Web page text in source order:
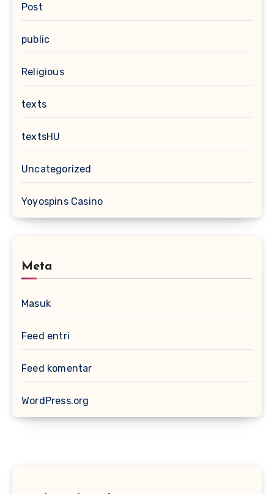
Post
public
Religious
texts
textsHU
Uncategorized
Yoyospins Casino
Meta
Masuk
Feed entri
Feed komentar
WordPress.org